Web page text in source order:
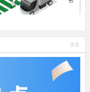
更多